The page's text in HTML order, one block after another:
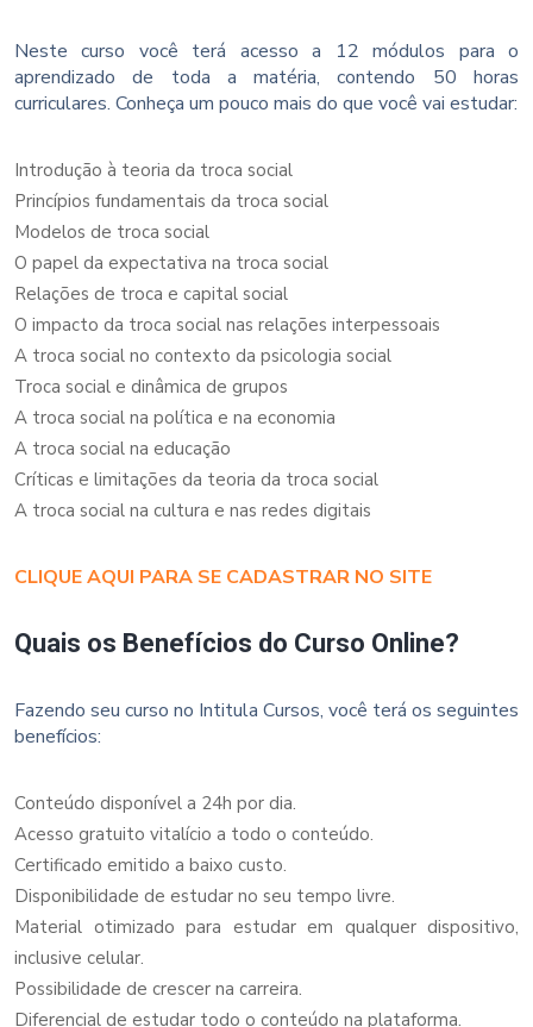
Neste curso você terá acesso a 12 módulos para o
aprendizado de toda a matéria, contendo 50 horas
curriculares. Conheça um pouco mais do que você vai estudar:
Introdução à teoria da troca social
Princípios fundamentais da troca social
Modelos de troca social
O papel da expectativa na troca social
Relações de troca e capital social
O impacto da troca social nas relações interpessoais
A troca social no contexto da psicologia social
Troca social e dinâmica de grupos
A troca social na política e na economia
A troca social na educação
Críticas e limitações da teoria da troca social
A troca social na cultura e nas redes digitais
CLIQUE AQUI PARA SE CADASTRAR NO SITE
Quais os Benefícios do Curso Online?
Fazendo seu curso no Intitula Cursos, você terá os seguintes
benefícios:
Conteúdo disponível a 24h por dia.
Acesso gratuito vitalício a todo o conteúdo.
Certificado emitido a baixo custo.
Disponibilidade de estudar no seu tempo livre.
Material otimizado para estudar em qualquer dispositivo,
inclusive celular.
Possibilidade de crescer na carreira.
Diferencial de estudar todo o conteúdo na plataforma.